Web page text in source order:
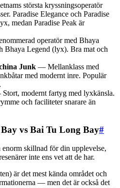
största kryssningsoperatör
Paradise Elegance och Paradise
medan Paradise Peak är
operatör med Bhaya
Bhaya Legend (lyx). Bra mat och
Junk — Mellanklass med
med modernt inre. Populär
modernt fartyg med lyxkänsla.
och faciliteter snarare än
vs Bai Tu Long Bay#
skillnad för din upplevelse,
inte ens vet att de har.
är det mest kända området och
— men det är också det